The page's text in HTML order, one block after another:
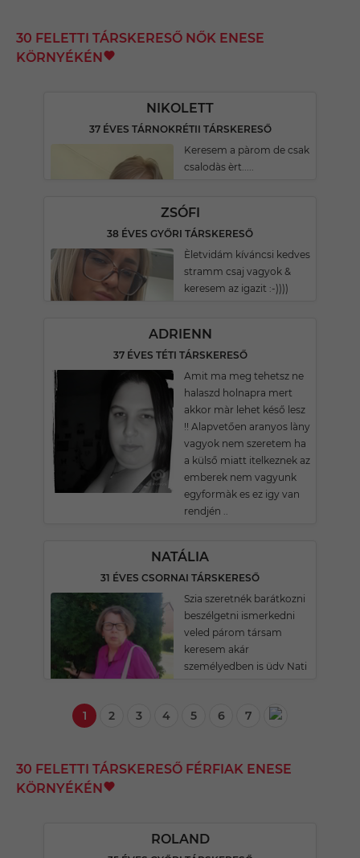
30 FELETTI TÁRSKERESŐ NŐK ENESE
KÖRNYÉKÉN
NIKOLETT
37 ÉVES TÁRNOKRÉTII TÁRSKERESŐ
Keresem a pàrom de csak
csalodàs èrt.....
ZSÓFI
38 ÉVES GYŐRI TÁRSKERESŐ
Èletvidám kíváncsi kedves
stramm csaj vagyok &
keresem az igazit :-))))
ADRIENN
37 ÉVES TÉTI TÁRSKERESŐ
Amit ma meg tehetsz ne
halaszd holnapra mert
akkor màr lehet késő lesz
!! Alapvetően aranyos làny
vagyok nem szeretem ha
a külső miatt itelkeznek az
emberek nem vagyunk
egyformàk es ez igy van
rendjén ..
NATÁLIA
31 ÉVES CSORNAI TÁRSKERESŐ
Szia szeretnék barátkozni
beszélgetni ismerkedni
veled párom társam
keresem akár
személyedben is üdv Nati
1 2 3 4 5 6 7
30 FELETTI TÁRSKERESŐ FÉRFIAK ENESE
KÖRNYÉKÉN
ROLAND